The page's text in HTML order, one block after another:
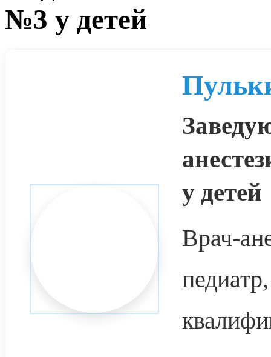
№3 у детей
у детей
Врач-